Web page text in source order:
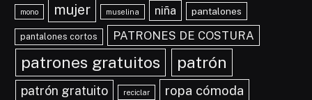
mono mujer muselina niña pantalones
pantalones cortos PATRONES DE COSTURA
patrones gratuitos patrón
patrón gratuito reciclar ropa cómoda